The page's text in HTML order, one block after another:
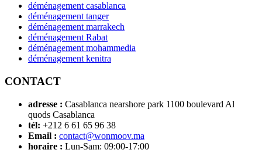
déménagement casablanca
déménagement tanger
déménagement marrakech
déménagement Rabat
déménagement mohammedia
déménagement kenitra
CONTACT
adresse : Casablanca nearshore park 1100 boulevard Al
quods Casablanca
tél: +212 6 61 65 96 38
Email : contact@wonmoov.ma
horaire : Lun-Sam: 09:00-17:00